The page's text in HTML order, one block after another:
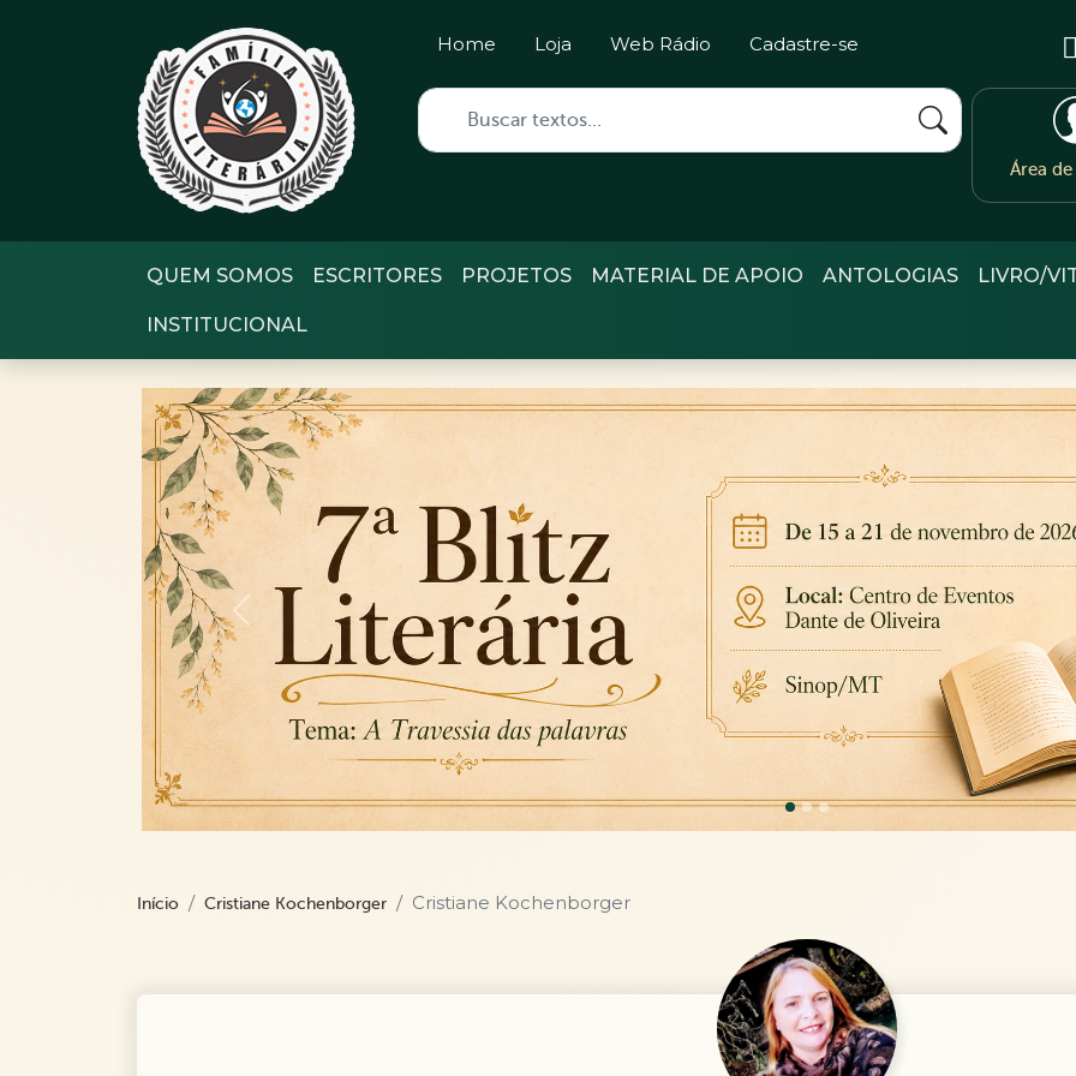
Home Loja Web Rádio Cadastre-se
Área
QUEM SOMOS ESCRITORES PROJETOS MATERIAL DE APOIO ANTOLOGIAS LIVRO/
INSTITUCIONAL
Previous
Início Cristiane Kochenborger Cristiane Kochenborger